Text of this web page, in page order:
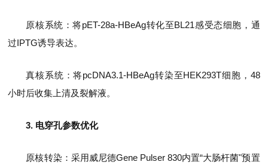
原核系统：将pET-28a-HBeAg转化至BL21感受态细胞，通
过IPTG诱导表达。
真核系统：将pcDNA3.1-HBeAg转染至HEK293T细胞，48
小时后收集上清及裂解液。
3. 电穿孔参数优化
原核转染：采用威尼德Gene Pulser 830内置“大肠杆菌"预置